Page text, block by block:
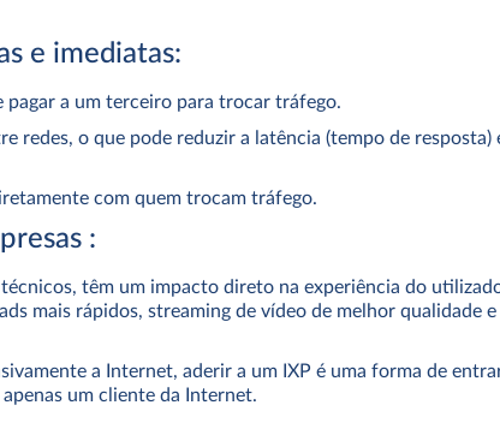
e imediatas:
pagar a um terceiro para trocar tráfego.
redes, o que pode reduzir a latência (tempo de
com quem trocam tráfego.
:
têm um impacto direto na experiência do
mais rápidos, streaming de vídeo de melhor qualidade
a Internet, aderir a um IXP é uma forma de
um cliente da Internet.